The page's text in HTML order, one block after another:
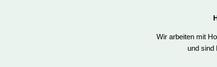
Wir arbeiten mit
und sind